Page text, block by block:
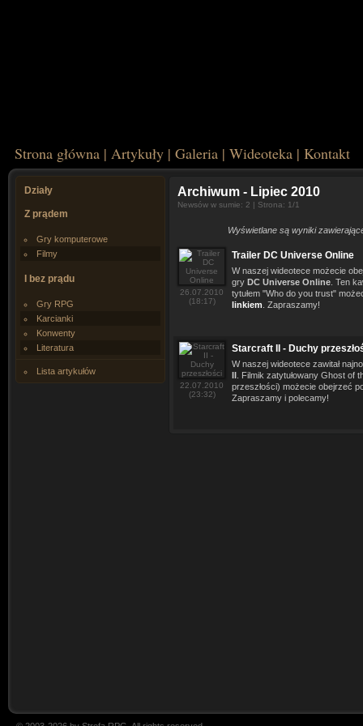
Strona główna | Artykuły | Galeria | Wideoteka | Kontakt
Działy
Z prądem
Gry komputerowe
Filmy
I bez prądu
Gry RPG
Karcianki
Konwenty
Literatura
Lista artykułów
Archiwum - Lipiec 2010
Newsów w sumie: 2 | Strona: 1/1
Wyświetlane są wyniki
26.07.2010
(18:17)
Trailer DC Universe Online
W naszej wideotece możecie
gry DC Universe Online . Ten
tytułem "Who do you trust"
linkiem . Zapraszamy!
22.07.2010
(23:32)
Starcraft II - Duchy
W naszej wideotece zawitał
II . Filmik zatytułowany Ghost of
przeszłości) możecie obejrzeć
Zapraszamy i polecamy!